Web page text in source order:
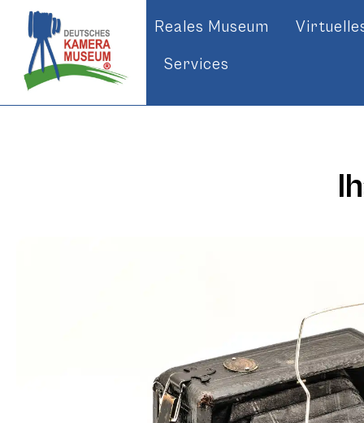
Reales Museum
Services